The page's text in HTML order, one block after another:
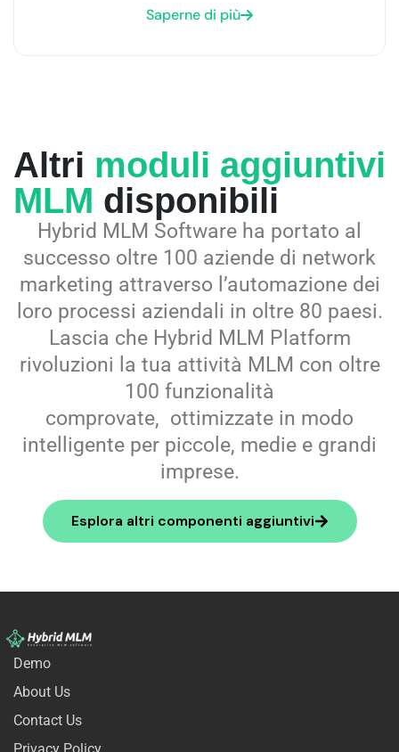
Saperne di più
Altri moduli aggiuntivi
MLM disponibili
Hybrid MLM Software ha portato al
successo oltre 100 aziende di network
marketing attraverso l’automazione dei
loro processi aziendali in oltre 80 paesi.
Lascia che Hybrid MLM Platform
rivoluzioni la tua attività MLM con oltre
100 funzionalità
comprovate, ottimizzate in modo
intelligente per piccole, medie e grandi
imprese.
Esplora altri componenti aggiuntivi
Demo
About Us
Contact Us